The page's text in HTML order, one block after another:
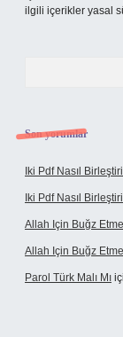
ilgili içerikler yasal
Son yorumlar
Iki Pdf Nasıl
Iki Pdf Nasıl
Allah Için Buğz
Allah Için Buğz
Parol Türk Malı Mı